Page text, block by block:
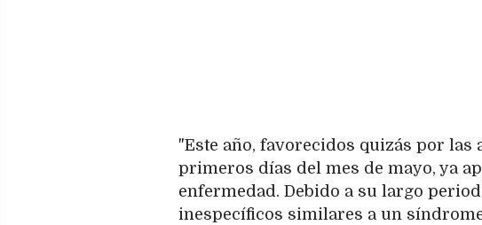
"Este año, favorecidos quizás por
primeros días del mes de mayo, ya
enfermedad. Debido a su largo
inespecíficos similares a un